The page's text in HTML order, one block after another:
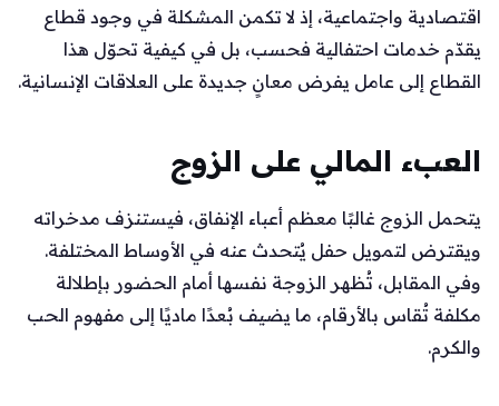
اقتصادية واجتماعية، إذ لا تكمن المشكلة في وجود قطاع
يقدّم خدمات احتفالية فحسب، بل في كيفية تحوّل هذا
القطاع إلى عامل يفرض معانٍ جديدة على العلاقات الإنسانية.
العبء المالي على الزوج
يتحمل الزوج غالبًا معظم أعباء الإنفاق، فيستنزف مدخراته
ويقترض لتمويل حفل يُتحدث عنه في الأوساط المختلفة.
وفي المقابل، تُظهر الزوجة نفسها أمام الحضور بإطلالة
مكلفة تُقاس بالأرقام، ما يضيف بُعدًا ماديًا إلى مفهوم الحب
والكرم.